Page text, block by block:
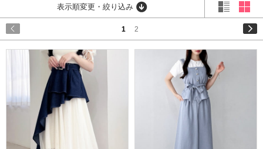
表示順変更・絞り込み
1 2